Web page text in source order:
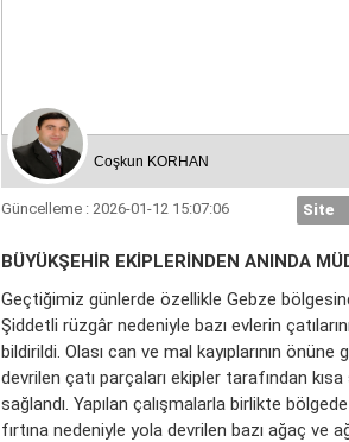
Coşkun KORHAN
Güncelleme : 2026-01-12 15:07:06 Site
BÜYÜKŞEHİR EKİPLERİNDEN ANINDA
Geçtiğimiz günlerde özellikle Gebze
Şiddetli rüzgâr nedeniyle bazı evlerin
bildirildi. Olası can ve mal kayıplarının
devrilen çatı parçaları ekipler tarafından
sağlandı. Yapılan çalışmalarla birlikte
fırtına nedeniyle yola devrilen bazı ağaç ve